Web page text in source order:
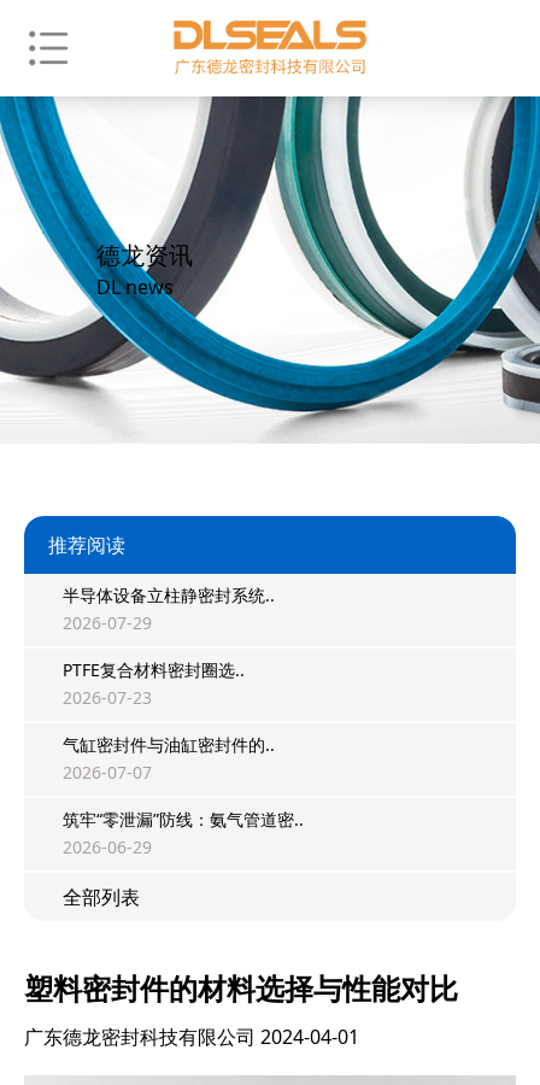
德龙资讯
DL news
推荐阅读
半导体设备立柱静密封系统..
2026-07-29
PTFE复合材料密封圈选..
2026-07-23
气缸密封件与油缸密封件的..
2026-07-07
筑牢“零泄漏”防线：氨气管道密..
2026-06-29
全部列表
塑料密封件的材料选择与性能对比
广东德龙密封科技有限公司 2024-04-01